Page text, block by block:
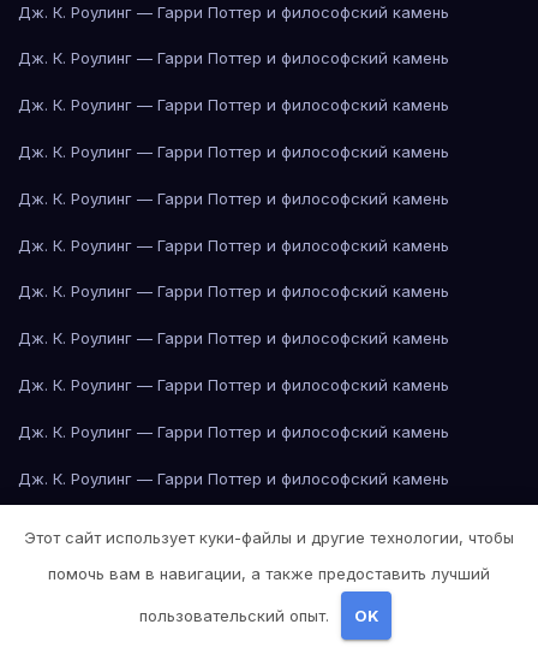
Дж. К. Роулинг — Гарри Поттер и философский камень
Дж. К. Роулинг — Гарри Поттер и философский камень
Дж. К. Роулинг — Гарри Поттер и философский камень
Дж. К. Роулинг — Гарри Поттер и философский камень
Дж. К. Роулинг — Гарри Поттер и философский камень
Дж. К. Роулинг — Гарри Поттер и философский камень
Дж. К. Роулинг — Гарри Поттер и философский камень
Дж. К. Роулинг — Гарри Поттер и философский камень
Дж. К. Роулинг — Гарри Поттер и философский камень
Дж. К. Роулинг — Гарри Поттер и философский камень
Дж. К. Роулинг — Гарри Поттер и философский камень
Дж. К. Роулинг — Гарри Поттер и философский камень
Дж. К. Роулинг — Гарри Поттер и философский камень
Этот сайт использует куки-файлы и другие технологии, чтобы
помочь вам в навигации, а также предоставить лучший
пользовательский опыт. OK